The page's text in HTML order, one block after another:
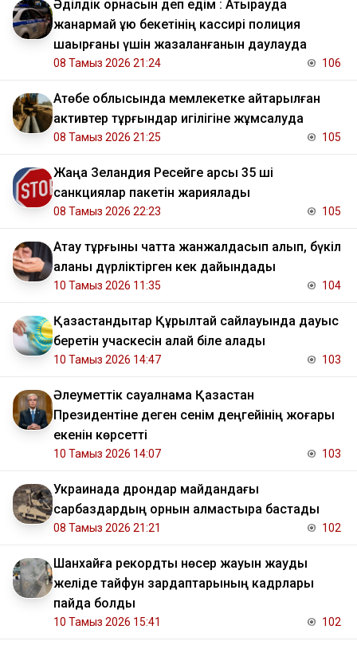
Әділдік орнасын деп едім : Атырауда
жанармай құю бекетінің кассирі полиция
шақырғаны үшін жазаланғанын даулауда
08 Тамыз 2026 21:24 106
​Ақтөбе облысында мемлекетке қайтарылған
активтер тұрғындар игілігіне жұмсалуда
08 Тамыз 2026 21:25 105
Жаңа Зеландия Ресейге қарсы 35 ші
санкциялар пакетін жариялады
08 Тамыз 2026 22:23 105
Ақтау тұрғыны чатта жанжалдасып қалып, бүкіл
қаланы дүрліктірген кек дайындады
10 Тамыз 2026 11:35 104
Қазақстандықтар Құрылтай сайлауында дауыс
беретін учаскесін қалай біле алады
10 Тамыз 2026 14:47 103
Әлеуметтік сауалнама Қазақстан
Президентіне деген сенім деңгейінің жоғары
екенін көрсетті
10 Тамыз 2026 14:07 103
Украинада дрондар майдандағы
сарбаздардың орнын алмастыра бастады
08 Тамыз 2026 21:21 102
Шанхайға рекордтық нөсер жауын жауды
желіде тайфун зардаптарының кадрлары
пайда болды
10 Тамыз 2026 15:41 102